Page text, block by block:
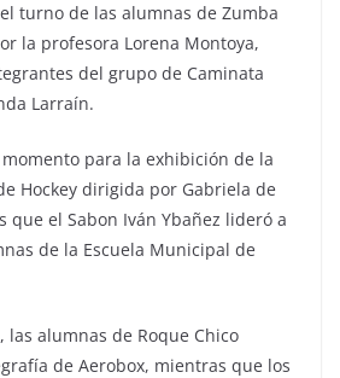
turno de las alumnas de Zumba
la profesora Lorena Montoya,
del grupo de Caminata
Larraín.
para la exhibición de la
Hockey dirigida por Gabriela de
que el Sabon Iván Ybañez lideró a
de la Escuela Municipal de
las alumnas de Roque Chico
de Aerobox, mientras que los